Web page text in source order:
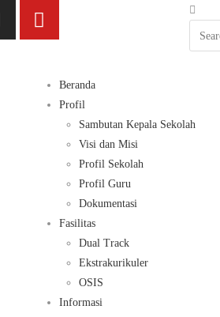
Beranda
Profil
Sambutan Kepala Sekolah
Visi dan Misi
Profil Sekolah
Profil Guru
Dokumentasi
Fasilitas
Dual Track
Ekstrakurikuler
OSIS
Informasi